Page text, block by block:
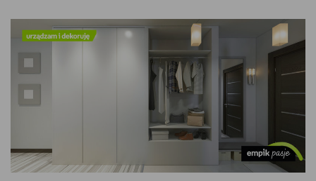
BACK TO SCHOOL
PREZENTOWNIKI
DBAM O URODĘ